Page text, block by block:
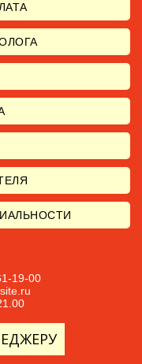
19-00